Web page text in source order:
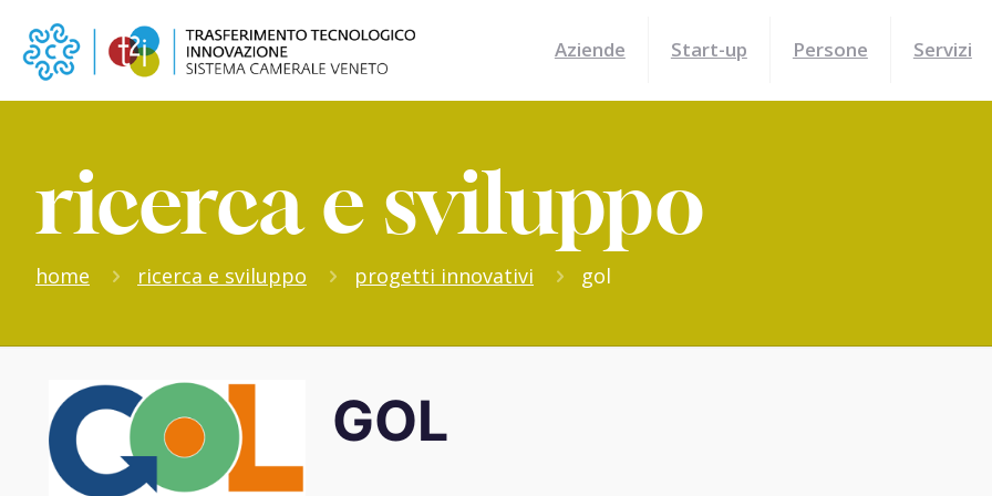
Aziende Start-up Persone Servizi
ricerca e sviluppo
home ricerca e sviluppo progetti innovativi gol
GOL